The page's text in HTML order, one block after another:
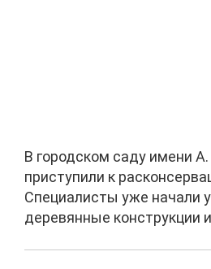
В городском саду имени
приступили к
Специалисты уже начали
деревянные конструкции